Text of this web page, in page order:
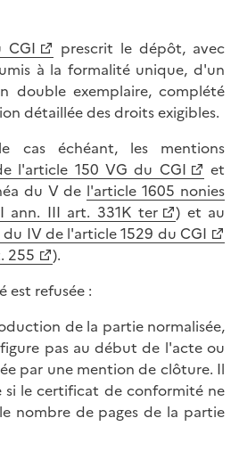
CGI
prescrit le dépôt, avec
à la formalité unique, d'un
double exemplaire, complété
détaillée des droits exigibles.
cas échéant, les mentions
l'article 150 VG du CGI
et
du V de l'article 1605 nonies
ann. III art. 331K ter
) et au
IV de l'article 1529 du CGI
255
).
est refusée :
de la partie normalisée,
pas au début de l'acte ou
par une mention de clôture. Il
si le certificat de conformité ne
nombre de pages de la partie